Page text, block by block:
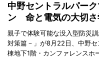
中野セントラルパー
ン 命と電気の大切さ
親子で体験可能な没入型防災
対策篇－」が8月22日、中野
棟地下1階・カンファレンスホ